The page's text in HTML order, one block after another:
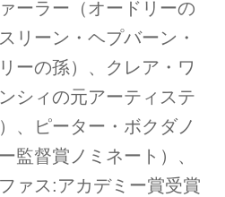
ーラー（オードリーの
リーン・ヘプバーン・
ーの孫）、クレア・ワ
シィの元アーティステ
、ピーター・ボクダノ
監督賞ノミネート）、
ァス:アカデミー賞受賞